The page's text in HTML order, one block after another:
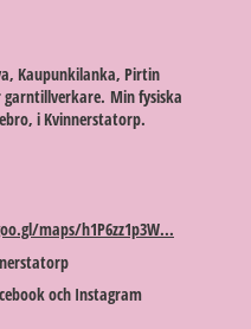
Kaupunkilanka, Pirtin
garntillverkare. Min fysiska
i Kvinnerstatorp.
maps/h1P6zz1p3W...
och Instagram